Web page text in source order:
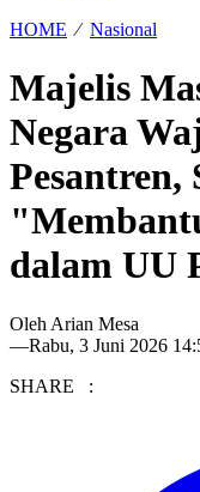
HOME ⁄ Nasional
Majelis
Negara
Pesantren,
dalam UU
Oleh Arian Mesa
—Rabu, 3 Juni 2026
SHARE :